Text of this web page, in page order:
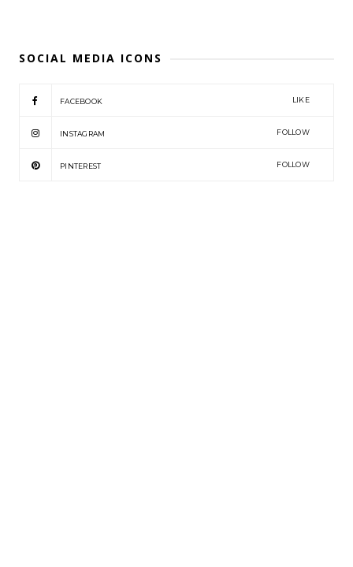
SOCIAL MEDIA ICONS
FACEBOOK LIKE
INSTAGRAM FOLLOW
PINTEREST FOLLOW